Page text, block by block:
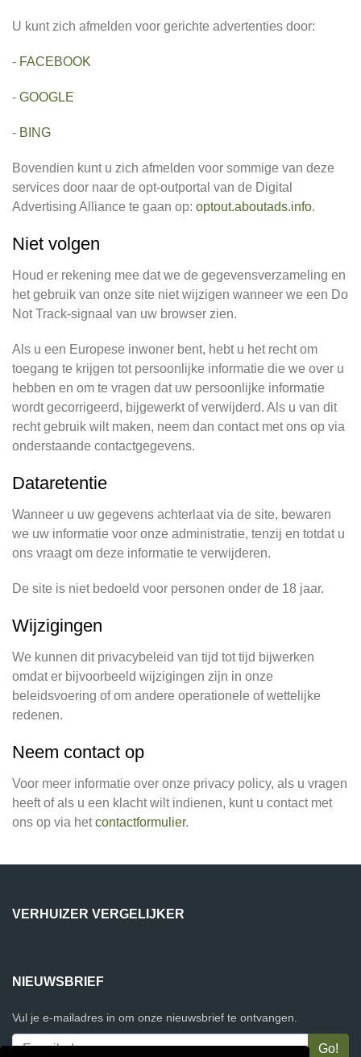
U kunt zich afmelden voor gerichte advertenties door:
- FACEBOOK
- GOOGLE
- BING
Bovendien kunt u zich afmelden voor sommige van deze
services door naar de opt-outportal van de Digital
Advertising Alliance te gaan op: optout.aboutads.info.
Niet volgen
Houd er rekening mee dat we de gegevensverzameling en
het gebruik van onze site niet wijzigen wanneer we een Do
Not Track-signaal van uw browser zien.
Als u een Europese inwoner bent, hebt u het recht om
toegang te krijgen tot persoonlijke informatie die we over u
hebben en om te vragen dat uw persoonlijke informatie
wordt gecorrigeerd, bijgewerkt of verwijderd. Als u van dit
recht gebruik wilt maken, neem dan contact met ons op via
onderstaande contactgegevens.
Dataretentie
Wanneer u uw gegevens achterlaat via de site, bewaren
we uw informatie voor onze administratie, tenzij en totdat u
ons vraagt om deze informatie te verwijderen.
De site is niet bedoeld voor personen onder de 18 jaar.
Wijzigingen
We kunnen dit privacybeleid van tijd tot tijd bijwerken
omdat er bijvoorbeeld wijzigingen zijn in onze
beleidsvoering of om andere operationele of wettelijke
redenen.
Neem contact op
Voor meer informatie over onze privacy policy, als u vragen
heeft of als u een klacht wilt indienen, kunt u contact met
ons op via hetcontactformulier.
VERHUIZER VERGELIJKER
NIEUWSBRIEF
Vul je e-mailadres in om onze nieuwsbrief te ontvangen.